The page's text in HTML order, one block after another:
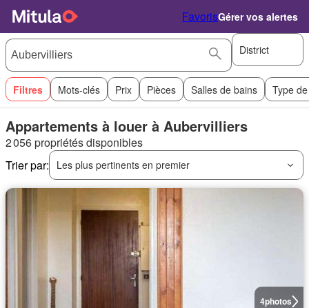
FavorisGérer vos alertes
District
Filtres Mots-clés Prix Pièces Salles de bains Type
Appartements à louer à Aubervilliers
2 056 propriétés disponibles
Trier par:
Les plus pertinents en premier
4photos